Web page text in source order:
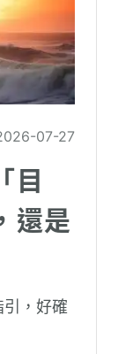
07-27
目
還是
，好確